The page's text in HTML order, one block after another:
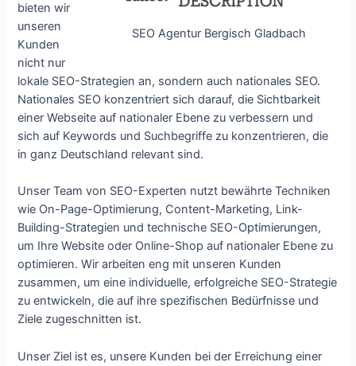
SEO Agentur Bergisch Gladbach
bieten wir
unseren
Kunden
nicht nur
lokale SEO-Strategien an, sondern auch nationales SEO.
Nationales SEO konzentriert sich darauf, die Sichtbarkeit
einer Webseite auf nationaler Ebene zu verbessern und
sich auf Keywords und Suchbegriffe zu konzentrieren, die
in ganz Deutschland relevant sind.
Unser Team von SEO-Experten nutzt bewährte Techniken
wie On-Page-Optimierung, Content-Marketing, Link-
Building-Strategien und technische SEO-Optimierungen,
um Ihre Website oder Online-Shop auf nationaler Ebene zu
optimieren. Wir arbeiten eng mit unseren Kunden
zusammen, um eine individuelle, erfolgreiche SEO-Strategie
zu entwickeln, die auf ihre spezifischen Bedürfnisse und
Ziele zugeschnitten ist.
Unser Ziel ist es, unsere Kunden bei der Erreichung einer